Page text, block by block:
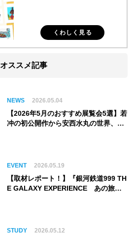
くわしく見る
オススメ記事
NEWS 2026.05.04
【2026年5月のおすすめ展覧会5選】若
冲の初公開作から安西水丸の世界、そ
EVENT 2026.05.19
【取材レポート！】『銀河鉄道999 TH
E GALAXY EXPERIENCE あの旅
ム】
STUDY 2026.05.12